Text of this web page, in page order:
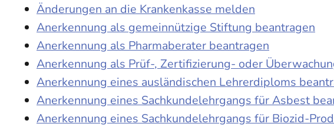
Änderungen an die Krankenkasse melden
Anerkennung als gemeinnützige Stiftung beantragen
Anerkennung als Pharmaberater beantragen
Anerkennung als Prüf-, Zertifizierung- oder
Anerkennung eines ausländischen Lehrerdiploms
Anerkennung eines Sachkundelehrgangs für Asbest
Anerkennung eines Sachkundelehrgangs für Biozid-